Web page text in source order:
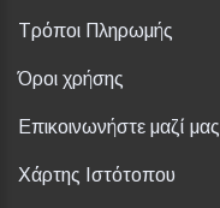
Τρόποι Πληρωμής
Όροι χρήσης
Επικοινωνήστε μαζί μας
Χάρτης Ιστότοπου